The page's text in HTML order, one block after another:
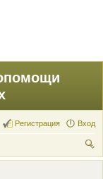
Вход
Регистрация
ои